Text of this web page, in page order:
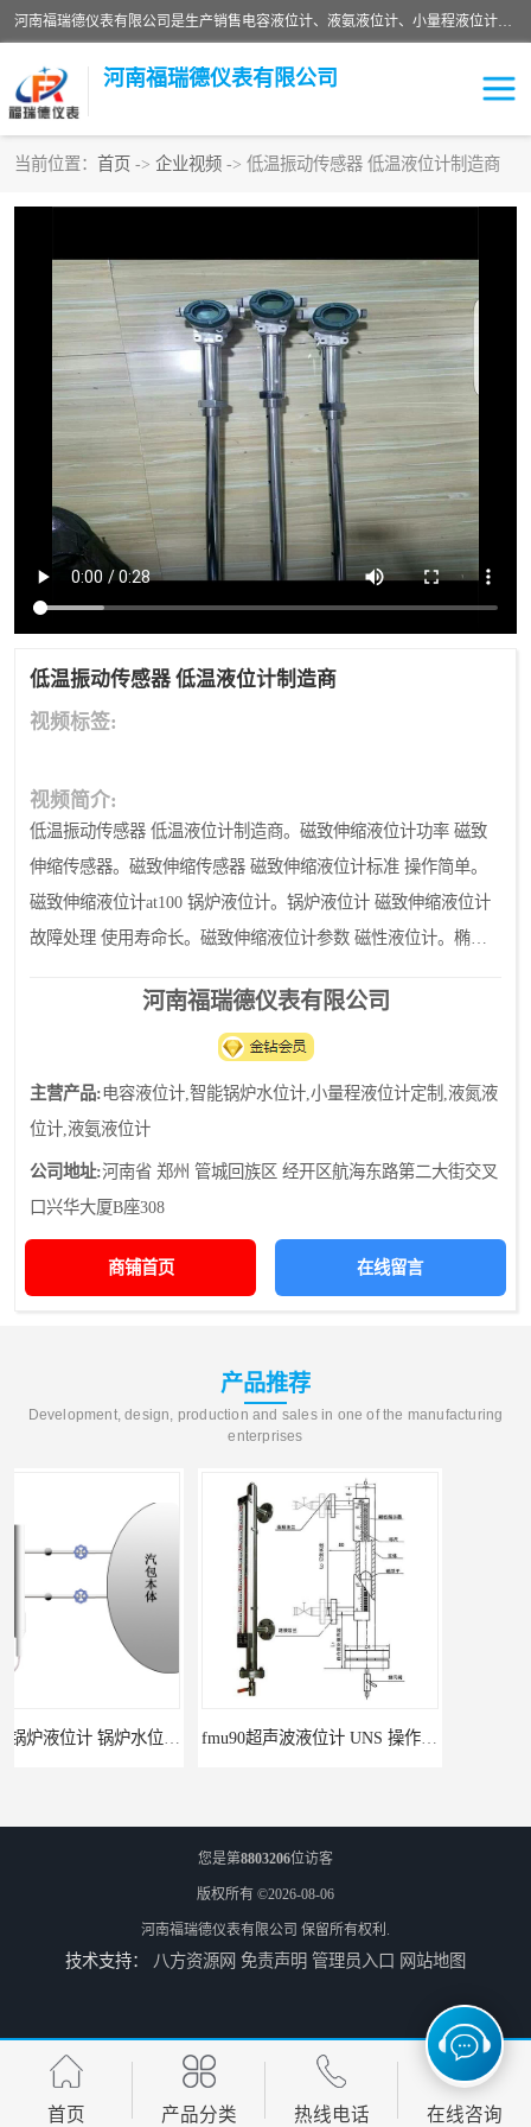
河南福瑞德仪表有限公司是生产销售电容液位计、液氨液位计、小量程液位计定制、智能锅炉水位计、液氮液位计等；并在产品开发、研制的过程中，吸取国内外仪器仪表的技术精华，建立了一支高、精、尖的科研开发队伍，使产品性能不断升级。
河南福瑞德仪表有限公司
当前位置： 首页 -> 企业视频 -> 低温振动传感器 低温液位计制造商
低温振动传感器 低温液位计制造商
视频标签:
视频简介:
低温振动传感器 低温液位计制造商。磁致伸缩液位计功率 磁致
伸缩传感器。磁致伸缩传感器 磁致伸缩液位计标准 操作简单。
磁致伸缩液位计at100 锅炉液位计。锅炉液位计 磁致伸缩液位计
故障处理 使用寿命长。磁致伸缩液位计参数 磁性液位计。椭圆
河南福瑞德仪表有限公司
主营产品:电容液位计,智能锅炉水位计,小量程液位计定制,液氮液
位计,液氨液位计
公司地址:河南省 郑州 管城回族区 经开区航海东路第二大街交叉
口兴华大厦B座308
商铺首页 在线留言
产品推荐
Development, design, production and sales in one of the manufacturing
enterprises
北海智能锅炉液位计 锅炉水位计厂商 自动适应自动校准 fmu90超声波液位计 UNS 操作简单
FMP43 润滑油雷达液位计 能够提供定制服务 云南高加智能锅炉汽包液位计 窑头窑尾液位计
您是第8803206位访客
版权所有 ©2026-08-06
河南福瑞德仪表有限公司 保留所有权利.
技术支持： 八方资源网 免责声明 管理员入口 网站地图
首页 产品分类 热线电话 在线咨询
液位计 液位传感器
压力传感器 流量传感器
智能仪表 液氮液位计
差压变送器 液位计传感器定制
液氨液位计 物位计
油量传感器 测漏仪
温度变送器 锅炉水位计
智能锅炉水位计 电容液位计
流量仪表 加油站液位仪